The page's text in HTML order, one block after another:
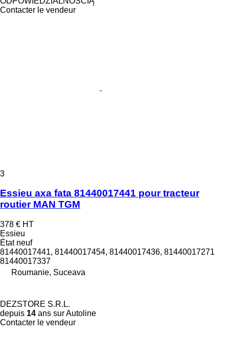
Contacter le vendeur
3
Essieu axa fata 81440017441 pour tracteur
routier MAN TGM
378 € HT
Essieu
Étatneuf
81440017441, 81440017454, 81440017436, 81440017271
81440017337
Roumanie, Suceava
DEZSTORE S.R.L.
depuis 14 ans sur Autoline
Contacter le vendeur